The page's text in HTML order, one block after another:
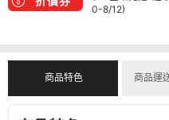
0-8/12)
商品特色 商品運